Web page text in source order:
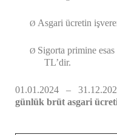
Ø Asgari ücretin
Ø Sigorta primine esas
TL’dir.
01.01.2024 –
günlük brüt asgari